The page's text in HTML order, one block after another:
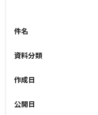
件名
資料分類
作成日
公開日